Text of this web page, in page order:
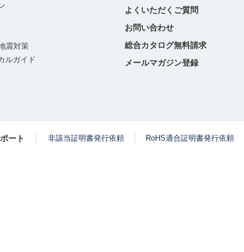
震対策
ルガイド
よくいただくご質問
お問い合わせ
総合カタログ無料請求
メールマガジン登録
ート 非該当証明書発行依頼 RoHS適合証明書発行依頼